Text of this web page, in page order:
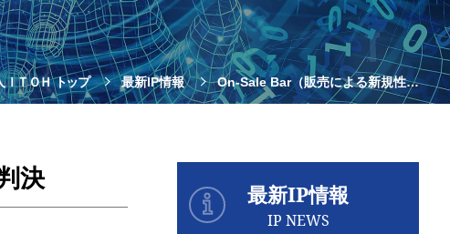
ＩＴＯＨ トップ 最新IP情報 On-Sale Bar（販売による新規性…
決
最新IP情報
IP NEWS